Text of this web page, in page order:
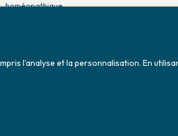
homéopathique.
l'analyse et la personnalisation. En